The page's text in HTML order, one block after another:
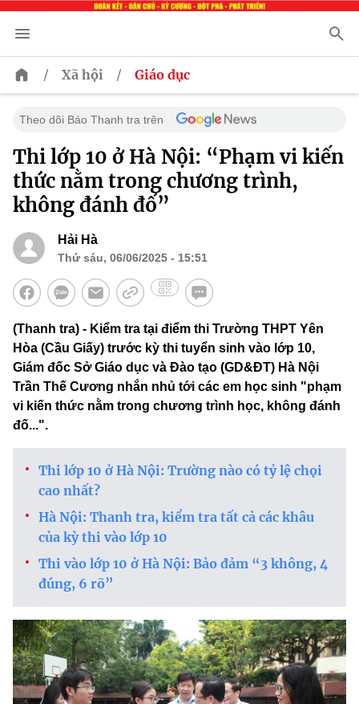
/ Xã hội / Giáo dục
Theo dõi Báo Thanh tra trên
Thi lớp 10 ở Hà Nội: “Phạm vi kiến
thức nằm trong chương trình,
không đánh đố”
Hải Hà
Thứ sáu, 06/06/2025 - 15:51
(Thanh tra) - Kiểm tra tại điểm thi Trường THPT Yên
Hòa (Cầu Giấy) trước kỳ thi tuyển sinh vào lớp 10,
Giám đốc Sở Giáo dục và Đào tạo (GD&ĐT) Hà Nội
Trần Thế Cương nhắn nhủ tới các em học sinh "phạm
vi kiến thức nằm trong chương trình học, không đánh
đố...".
Thi lớp 10 ở Hà Nội: Trường nào có tỷ lệ chọi
cao nhất?
Hà Nội: Thanh tra, kiểm tra tất cả các khâu
của kỳ thi vào lớp 10
Thi vào lớp 10 ở Hà Nội: Bảo đảm “3 không, 4
đúng, 6 rõ”